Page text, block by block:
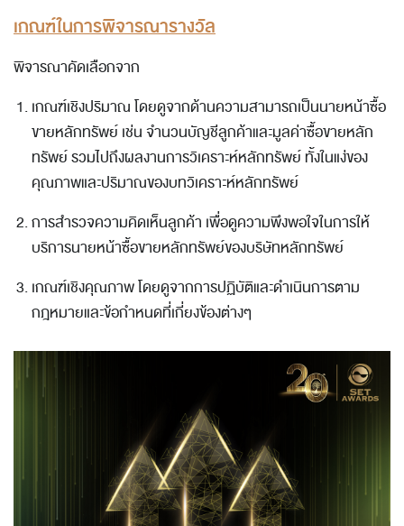
เกณฑ์ในการพิจารณารางวัล
พิจารณาคัดเลือกจาก
เกณฑ์เชิงปริมาณ โดยดูจากด้านความสามารถเป็นนายหน้าซื้อ
ขายหลักทรัพย์ เช่น จำนวนบัญชีลูกค้าและมูลค่าซื้อขายหลัก
ทรัพย์ รวมไปถึงผลงานการวิเคราะห์หลักทรัพย์ ทั้งในแง่ของ
คุณภาพและปริมาณของบทวิเคราะห์หลักทรัพย์
การสำรวจความคิดเห็นลูกค้า เพื่อดูความพึงพอใจในการให้
บริการนายหน้าซื้อขายหลักทรัพย์ของบริษัทหลักทรัพย์
เกณฑ์เชิงคุณภาพ โดยดูจากการปฏิบัติและดำเนินการตาม
กฎหมายและข้อกำหนดที่เกี่ยงข้องต่างๆ